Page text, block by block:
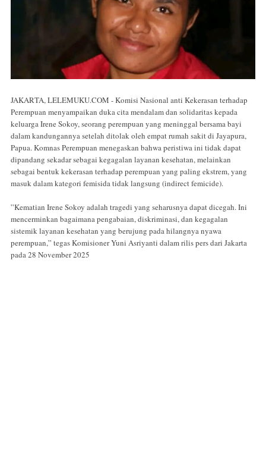
JAKARTA, LELEMUKU.COM - Komisi Nasional anti Kekerasan terhadap
Perempuan menyampaikan duka cita mendalam dan solidaritas kepada
keluarga Irene Sokoy, seorang perempuan yang meninggal bersama bayi
dalam kandungannya setelah ditolak oleh empat rumah sakit di Jayapura,
Papua. Komnas Perempuan menegaskan bahwa peristiwa ini tidak dapat
dipandang sekadar sebagai kegagalan layanan kesehatan, melainkan
sebagai bentuk kekerasan terhadap perempuan yang paling ekstrem, yang
masuk dalam kategori femisida tidak langsung (indirect femicide).
”Kematian Irene Sokoy adalah tragedi yang seharusnya dapat dicegah. Ini
mencerminkan bagaimana pengabaian, diskriminasi, dan kegagalan
sistemik layanan kesehatan yang berujung pada hilangnya nyawa
perempuan,” tegas Komisioner Yuni Asriyanti dalam rilis pers dari Jakarta
pada 28 November 2025